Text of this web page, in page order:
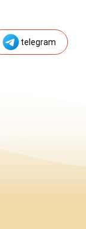
telegram